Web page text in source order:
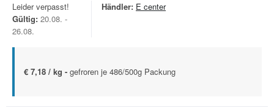
Leider verpasst!
Gültig: 20.08. -
26.08.
Händler: E center
€ 7,18 / kg - gefroren je 486/500g Packung